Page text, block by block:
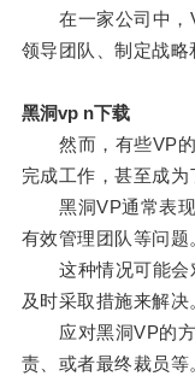
在一家公司中，
领导团队、制定战略
黑洞vp n下载
然而，有些VP的
完成工作，甚至成为
黑洞VP通常表现
有效管理团队等问题
这种情况可能会
及时采取措施来解决
应对黑洞VP的方
责、或者最终裁员等